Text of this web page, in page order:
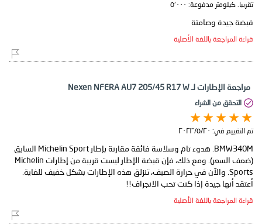
تقريبا. كيلومتر مدفوعة: ٥٬٠٠٠
قبضة جيدة وصامتة
قراءة المراجعة باللغة الأصلية
مراجعة الإطارات لـ Nexen NFERA AU7 205/45 R17 W
التحقق من الشراء
تم التقييم في: ٢٠‏/٥‏/٢٠٢٣
BMW340M. هدوء تام وسلاسة فائقة مقارنة بإطار Michelin Sport السابق
(ضعف السعر). ومع ذلك، فإن قبضة الإطار ليست قريبة من إطارات Michelin
Sports. والآن في حرارة الصيف، تنزلق هذه الإطارات بشكل خفيف للغاية.
أعتقد أنها جيدة إذا كنت تحب الانجراف!!
قراءة المراجعة باللغة الأصلية